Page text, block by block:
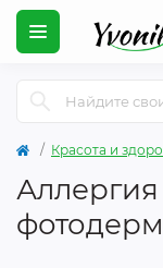
Красота и